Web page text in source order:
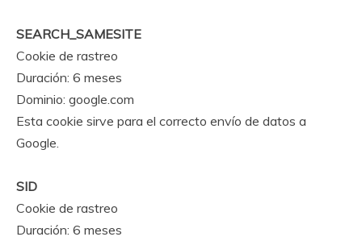
SEARCH_SAMESITE
Cookie de rastreo
Duración: 6 meses
Dominio: google.com
Esta cookie sirve para el correcto envío de datos a
Google.
SID
Cookie de rastreo
Duración: 6 meses